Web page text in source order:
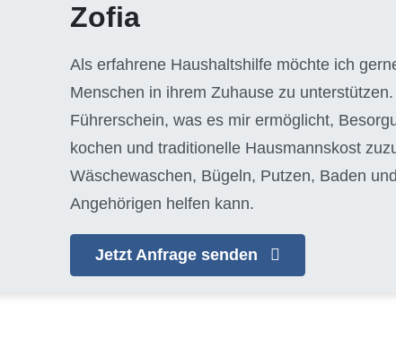
Zofia
Als erfahrene Haushaltshilfe möchte ich
Menschen in ihrem Zuhause zu
Führerschein, was es mir ermöglicht,
kochen und traditionelle Hausmannskost
Wäschewaschen, Bügeln, Putzen, Baden
Angehörigen helfen kann.
Jetzt Anfrage senden